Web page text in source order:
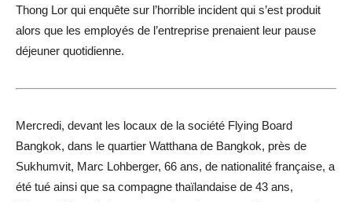
Thong Lor qui enquête sur l’horrible incident qui s’est produit
alors que les employés de l’entreprise prenaient leur pause
déjeuner quotidienne.
Mercredi, devant les locaux de la société Flying Board
Bangkok, dans le quartier Watthana de Bangkok, près de
Sukhumvit, Marc Lohberger, 66 ans, de nationalité française, a
été tué ainsi que sa compagne thaïlandaise de 43 ans,